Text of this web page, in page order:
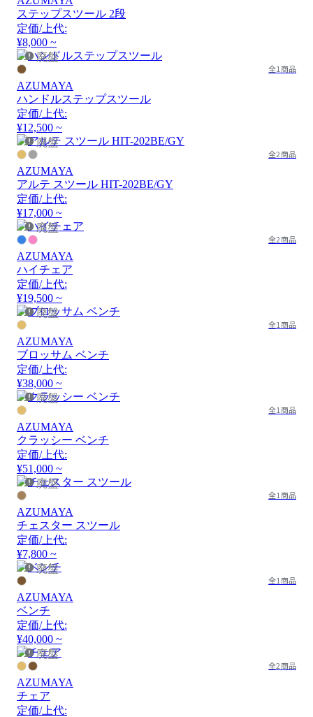
ステップスツール 2段
定価/上代:
¥8,000 ~
廃盤
全1商品
AZUMAYA
ハンドルステップスツール
定価/上代:
¥12,500 ~
廃盤
全2商品
AZUMAYA
アルテ スツール HIT-202BE/GY
定価/上代:
¥17,000 ~
廃盤
全2商品
AZUMAYA
ハイチェア
定価/上代:
¥19,500 ~
廃盤
全1商品
AZUMAYA
ブロッサム ベンチ
定価/上代:
¥38,000 ~
廃盤
全1商品
AZUMAYA
クラッシー ベンチ
定価/上代:
¥51,000 ~
廃盤
全1商品
AZUMAYA
チェスター スツール
定価/上代:
¥7,800 ~
廃盤
全1商品
AZUMAYA
ベンチ
定価/上代:
¥40,000 ~
廃盤
全2商品
AZUMAYA
チェア
定価/上代: